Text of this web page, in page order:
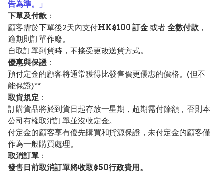
告為準。」
下單及付款 ：
顧客需於下單後2天內支付HK$100 訂金 或者 全數付款 ，
逾期則訂單作廢。
自取訂單到貨時，不接受更改送貨方式。
優惠與保證：
預付定金的顧客將通常獲得比發售價更優惠的價格。(但不
能保證)**
取貨規定 ：
訂購貨品將於到貨日起存放一星期，超期需付餘額，否則本
公司有權取消訂單並沒收定金。
付定金的顧客享有優先購買和貨源保證，未付定金的顧客僅
作為一般購買處理。
取消訂單 ：
發售日前取消訂單將收取$50行政費用。